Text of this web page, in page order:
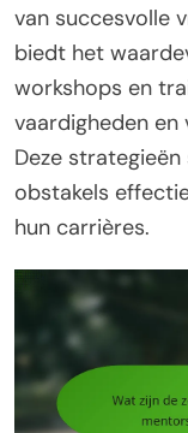
van succesvolle
biedt het
workshops en
vaardigheden
Deze
obstakels
hun carrières.